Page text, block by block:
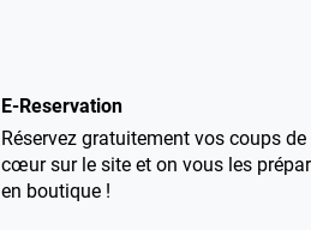
E-Reservation
Réservez gratuitement vos coups de
cœur sur le site et on vous les
en boutique !